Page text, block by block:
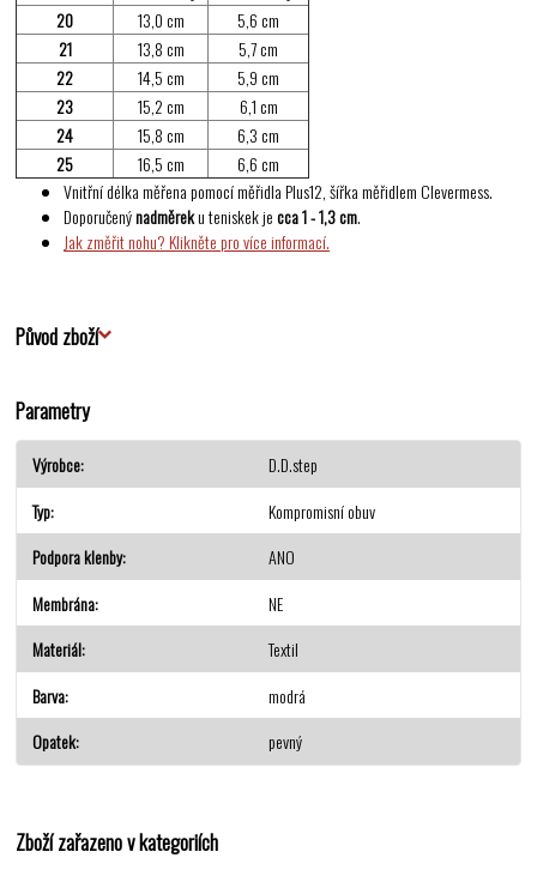
20
13,0 cm
5,6 cm
21
13,8 cm
5,7 cm
22
14,5 cm
5,9 cm
23
15,2 cm
6,1 cm
24
15,8 cm
6,3 cm
25
16,5 cm
6,6 cm
Vnitřní délka měřena pomocí měřidla Plus12, šířka měřidlem Clevermess.
Doporučenýnadměreku teniskek jecca 1 - 1,3 cm.
Jak změřit nohu? Klikněte pro více informací.
Původ zboží
Parametry
Výrobce
D.D.step
Typ
Kompromisní obuv
Podpora klenby
ANO
Membrána
NE
Materiál
Textil
Barva
modrá
Opatek
pevný
Zboží zařazeno v kategoriích